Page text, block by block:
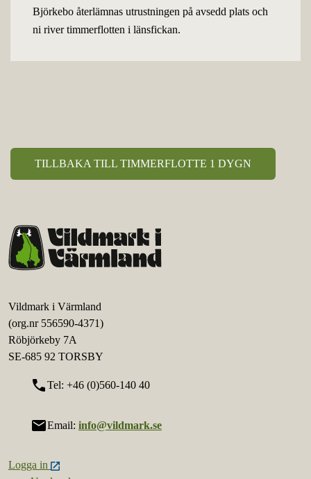
Björkebo återlämnas utrustningen på avsedd plats och
ni river timmerflotten i länsfickan.
TILLBAKA TILL TIMMERFLOTTE 1 DYGN
Vildmark i Värmland
(org.nr 556590-4371)
Röbjörkeby 7A
SE-685 92 TORSBY
callTel: +46 (0)560-140 40
mailEmail: info@vildmark.se
Logga in